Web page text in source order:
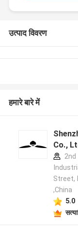
उत्पाद विवरण
हमारे बारे में
Co.,
2nd
Street,
,China
5.0